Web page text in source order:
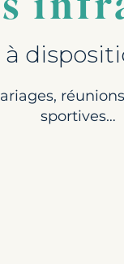
à
sportives…